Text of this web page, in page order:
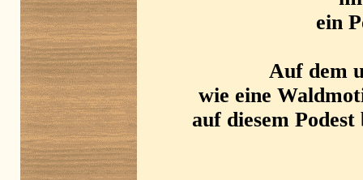
ein
Auf dem
wie eine
auf diesem